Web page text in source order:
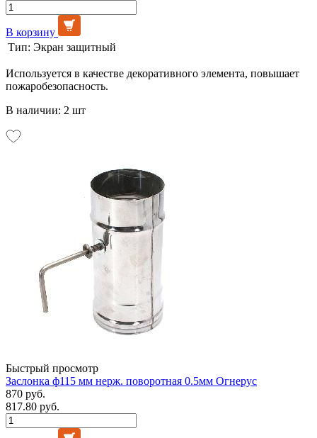
В корзину
Тип: Экран защитный
Используется в качестве декоративного элемента, повышает
пожаробезопасность.
В наличии: 2 шт
Быстрый просмотр
Заслонка ф115 мм нерж. поворотная 0.5мм Огнерус
870 руб.
817.80 руб.